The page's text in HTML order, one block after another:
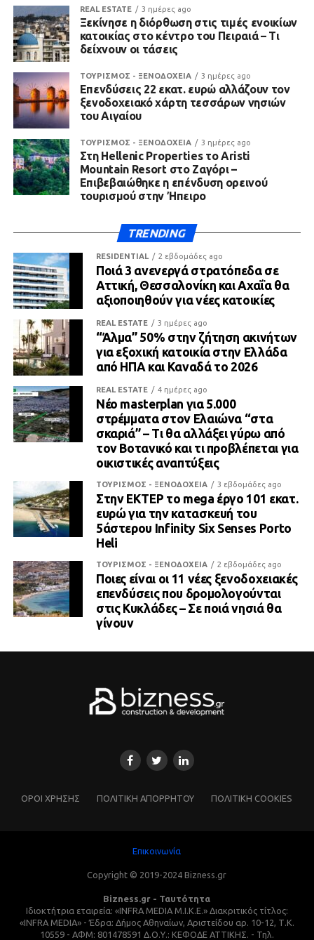
REAL ESTATE 3 ημέρες ago
Ξεκίνησε η διόρθωση στις τιμές ενοικίων
κατοικίας στο κέντρο του Πειραιά – Τι
δείχνουν οι τάσεις
ΤΟΥΡΙΣΜΟΣ - ΞΕΝΟΔΟΧΕΙΑ 3 ημέρες ago
Επενδύσεις 22 εκατ. ευρώ αλλάζουν τον
ξενοδοχειακό χάρτη τεσσάρων νησιών
του Αιγαίου
ΤΟΥΡΙΣΜΟΣ - ΞΕΝΟΔΟΧΕΙΑ 3 ημέρες ago
Στη Hellenic Properties το Aristi
Mountain Resort στο Ζαγόρι –
Επιβεβαιώθηκε η επένδυση ορεινού
τουρισμού στην Ήπειρο
TRENDING
RESIDENTIAL 2 εβδομάδες ago
Ποιά 3 ανενεργά στρατόπεδα σε
Αττική, Θεσσαλονίκη και Αχαΐα θα
αξιοποιηθούν για νέες κατοικίες
REAL ESTATE 3 ημέρες ago
“Άλμα” 50% στην ζήτηση ακινήτων
για εξοχική κατοικία στην Ελλάδα
από ΗΠΑ και Καναδά το 2026
REAL ESTATE 4 ημέρες ago
Νέο masterplan για 5.000
στρέμματα στον Ελαιώνα “στα
σκαριά” – Τι θα αλλάξει γύρω από
τον Βοτανικό και τι προβλέπεται για
οικιστικές αναπτύξεις
ΤΟΥΡΙΣΜΟΣ - ΞΕΝΟΔΟΧΕΙΑ 3 εβδομάδες ago
Στην ΕΚΤΕΡ το mega έργο 101 εκατ.
ευρώ για την κατασκευή του
5άστερου Infinity Six Senses Porto
Heli
ΤΟΥΡΙΣΜΟΣ - ΞΕΝΟΔΟΧΕΙΑ 2 εβδομάδες ago
Ποιες είναι οι 11 νέες ξενοδοχειακές
επενδύσεις που δρομολογούνται
στις Κυκλάδες – Σε ποιά νησιά θα
γίνουν
ΌΡΟΙ ΧΡΗΣΗΣ ΠΟΛΙΤΙΚΗ ΑΠΟΡΡΗΤΟΥ ΠΟΛΙΤΙΚΗ COOKIES
Επικοινωνία
Copyright © 2019-2024 Bizness.gr
Bizness.gr - Ταυτότητα
Ιδιοκτήτρια εταιρεία: «INFRA MEDIA M.I.K.E.» Διακριτικός τίτλος:
«INFRA MEDIA» - Έδρα: Δήμος Αθηναίων, Αριστείδου αρ. 10-12, Τ.Κ.
10559 - ΑΦΜ: 801478591 Δ.Ο.Υ.: ΚΕΦΟΔΕ ΑΤΤΙΚΗΣ. - Τηλ.